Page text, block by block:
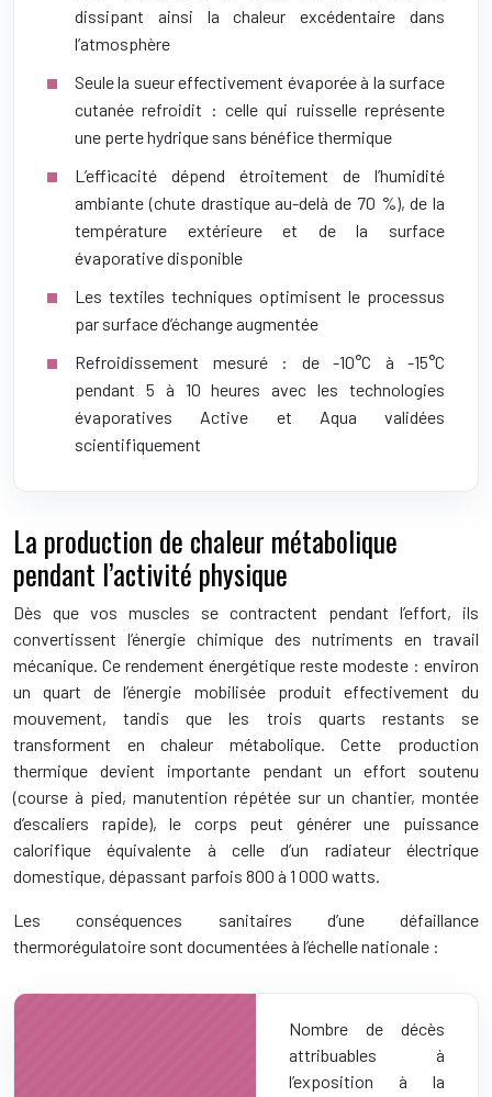
dissipant ainsi la chaleur excédentaire dans
l’atmosphère
Seule la sueur effectivement évaporée à la surface
cutanée refroidit : celle qui ruisselle représente
une perte hydrique sans bénéfice thermique
L’efficacité dépend étroitement de l’humidité
ambiante (chute drastique au-delà de 70 %), de la
température extérieure et de la surface
évaporative disponible
Les textiles techniques optimisent le processus
par surface d’échange augmentée
Refroidissement mesuré : de -10°C à -15°C
pendant 5 à 10 heures avec les technologies
évaporatives Active et Aqua validées
scientifiquement
La production de chaleur métabolique
pendant l’activité physique
Dès que vos muscles se contractent pendant l’effort, ils
convertissent l’énergie chimique des nutriments en travail
mécanique. Ce rendement énergétique reste modeste : environ
un quart de l’énergie mobilisée produit effectivement du
mouvement, tandis que les trois quarts restants se
transforment en chaleur métabolique. Cette production
thermique devient importante pendant un effort soutenu
(course à pied, manutention répétée sur un chantier, montée
d’escaliers rapide), le corps peut générer une puissance
calorifique équivalente à celle d’un radiateur électrique
domestique, dépassant parfois 800 à 1 000 watts.
Les conséquences sanitaires d’une défaillance
thermorégulatoire sont documentées à l’échelle nationale :
Nombre de décès
attribuables à
l’exposition à la